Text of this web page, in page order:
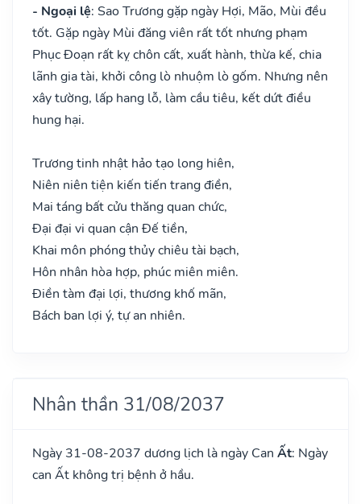
- Ngoại lệ: Sao Trương gặp ngày Hợi, Mão, Mùi đều
tốt. Gặp ngày Mùi đăng viên rất tốt nhưng phạm
Phục Đoạn rất kỵ chôn cất, xuất hành, thừa kế, chia
lãnh gia tài, khởi công lò nhuộm lò gốm. Nhưng nên
xây tường, lấp hang lỗ, làm cầu tiêu, kết dứt điều
hung hại.
Trương tinh nhật hảo tạo long hiên,
Niên niên tiện kiến tiến trang điền,
Mai táng bất cửu thăng quan chức,
Đại đại vi quan cận Đế tiền,
Khai môn phóng thủy chiêu tài bạch,
Hôn nhân hòa hợp, phúc miên miên.
Điền tàm đại lợi, thương khố mãn,
Bách ban lợi ý, tự an nhiên.
Nhân thần 31/08/2037
Ngày 31-08-2037 dương lịch là ngày Can Ất: Ngày
can Ất không trị bệnh ở hầu.